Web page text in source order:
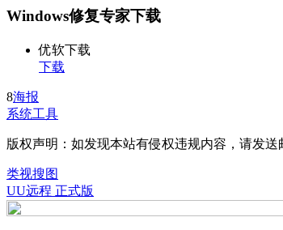
Windows修复专家下载
优软下载
下载
8海报
系统工具
版权声明：如发现本站有侵权违规内容，请发送
类视搜图
UU远程 正式版